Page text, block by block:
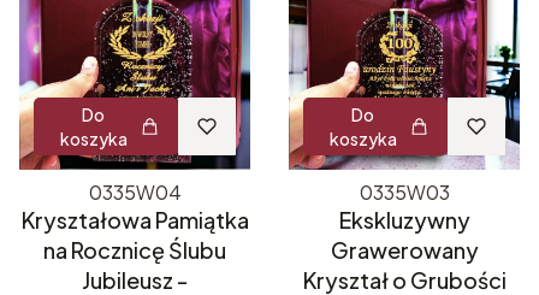
Do
koszyka
0335W04
Kryształowa Pamiątka
na Rocznicę Ślubu
Jubileusz -
Do
koszyka
0335W03
Ekskluzywny
Grawerowany
Kryształ o Grubości